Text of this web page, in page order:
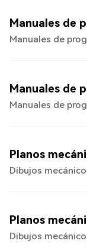
Manuales de
Manuales de
Manuales de
Manuales de
Planos
Dibujos
Planos
Dibujos